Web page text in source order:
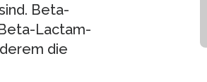
Beta-
Lactam-
die